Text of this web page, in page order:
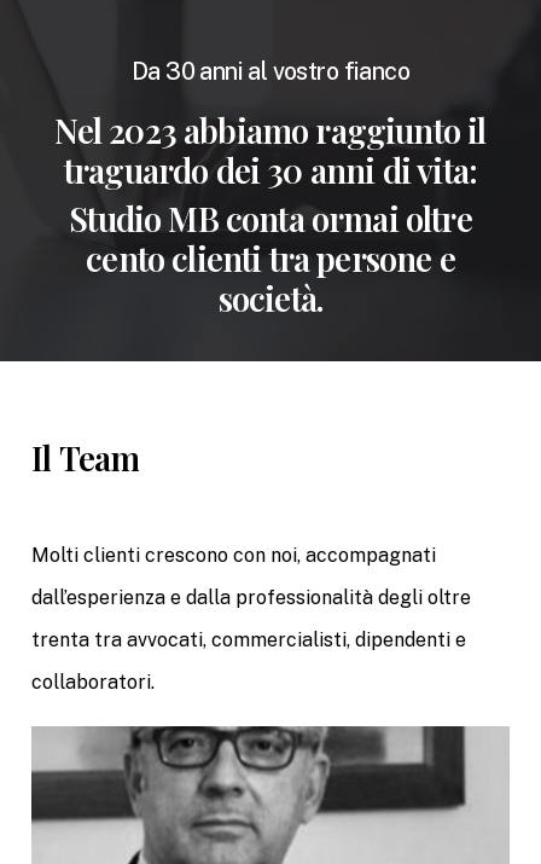
Da 30 anni al vostro fianco
Nel 2023 abbiamo raggiunto il
traguardo dei 30 anni di vita:
Studio MB conta ormai oltre
cento clienti tra persone e
società.
Il Team
Molti clienti crescono con noi, accompagnati
dall’esperienza e dalla professionalità degli oltre
trenta tra avvocati, commercialisti, dipendenti e
collaboratori.